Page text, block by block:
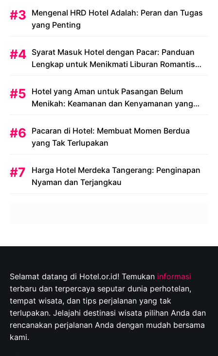
Mengenal HRD Hotel Adalah: Peran dan Tugas
yang Penting
Syarat Masuk Hotel dengan Pacar: Panduan
Lengkap untuk Menikmati Liburan Romantis
Hotel yang Aman untuk Pasangan Belum
Menikah: Keamanan dan Kenyamanan yang
Pacaran di Hotel: Membuat Momen Berdua
yang Tak Terlupakan
Harga Hotel Merdeka Tangerang: Penginapan
Nyaman dan Terjangkau